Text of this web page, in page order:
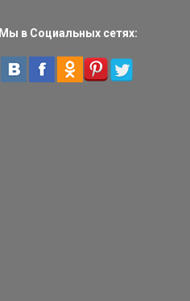
Мы в Социальных сетях: